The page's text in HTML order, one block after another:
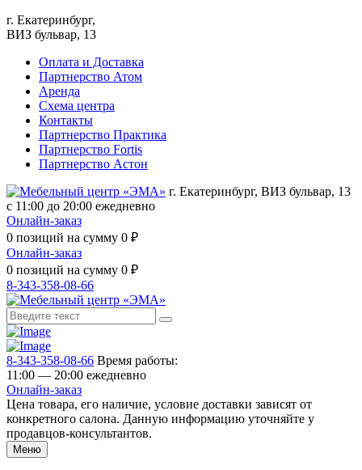
г. Екатеринбург,
ВИЗ бульвар, 13
Оплата и Доставка
Партнерство Атом
Аренда
Схема центра
Контакты
Партнерство Практика
Партнерство Fortis
Партнерство Астон
г. Екатеринбург, ВИЗ бульвар, 13
с 11:00 до 20:00 ежедневно
Онлайн-заказ
0 позиций на сумму 0 ₽
Онлайн-заказ
0 позиций на сумму 0 ₽
8-343-358-08-66
8-343-358-08-66 Время работы:
11:00 — 20:00 ежедневно
Онлайн-заказ
Цена товара, его наличие, условие доставки зависят от
конкретного салона. Данную информацию уточняйте у
продавцов-консультантов.
Меню